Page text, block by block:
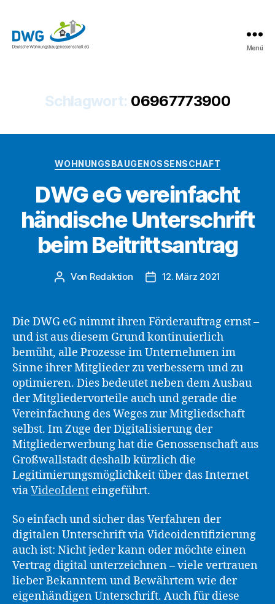
Menü
Schlagwort: 06967773900
Kategorien
WOHNUNGSBAUGENOSSENSCHAFT
DWG eG vereinfacht
händische Unterschrift
beim Beitrittsantrag
Beitragsautor
Von Redaktion Beitragsdatum
12. März 2021
Die DWG eG nimmt ihren Förderauftrag ernst –
und ist aus diesem Grund kontinuierlich
bemüht, alle Prozesse im Unternehmen im
Sinne ihrer Mitglieder zu verbessern und zu
optimieren. Dies bedeutet neben dem Ausbau
der Mitgliedervorteile auch und gerade die
Vereinfachung des Weges zur Mitgliedschaft
selbst. Im Zuge der Digitalisierung der
Mitgliederwerbung hat die Genossenschaft aus
Großwallstadt deshalb kürzlich die
Legitimierungsmöglichkeit über das Internet
viaVideoIdent eingeführt.
So einfach und sicher das Verfahren der
digitalen Unterschrift via Videoidentifizierung
auch ist: Nicht jeder kann oder möchte einen
Vertrag digital unterzeichnen – viele vertrauen
lieber Bekanntem und Bewährtem wie der
eigenhändigen Unterschrift. Auch für diese